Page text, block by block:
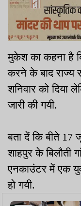
मुकेश का कहना है
करने के बाद
शनिवार को दिया
जारी की गयी.
बता दें कि बीते 17
शाहपुर के बिलौती
एनकाउंटर में एक
हो गयी.